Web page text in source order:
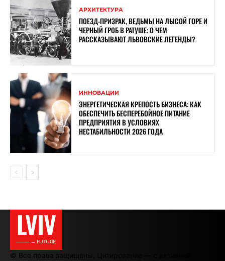
АРХИТЕКТУРА
ПОЕЗД-ПРИЗРАК, ВЕДЬМЫ НА ЛЫСОЙ ГОРЕ И
ЧЕРНЫЙ ГРОБ В РАТУШЕ: О ЧЕМ
РАССКАЗЫВАЮТ ЛЬВОВСКИЕ ЛЕГЕНДЫ?
ИННОВАЦИИ
ЭНЕРГЕТИЧЕСКАЯ КРЕПОСТЬ БИЗНЕСА: КАК
ОБЕСПЕЧИТЬ БЕСПЕРЕБОЙНОЕ ПИТАНИЕ
ПРЕДПРИЯТИЯ В УСЛОВИЯХ
НЕСТАБИЛЬНОСТИ 2026 ГОДА
LVIV
———→ FUTURE
© Все права защищены. Цитирование — с активной